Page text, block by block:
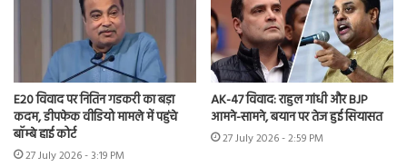
E20 विवाद पर नितिन गडकरी का बड़ा
कदम, डीपफेक वीडियो मामले में पहुंचे
बॉम्बे हाई कोर्ट
27 July 2026 - 3:19 PM
AK-47 विवाद: राहुल गांधी और BJP
आमने-सामने, बयान पर तेज हुई सियासत
27 July 2026 - 2:59 PM